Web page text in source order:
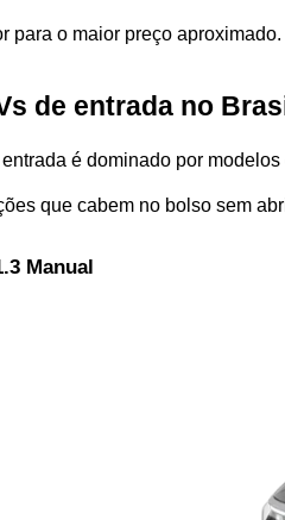
para o maior preço aproximado.
de entrada no
é dominado por
que cabem no bolso sem
Manual